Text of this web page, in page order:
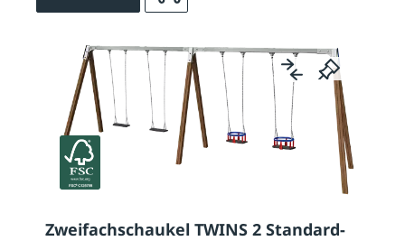
Zweifachschaukel TWINS 2 Standard-